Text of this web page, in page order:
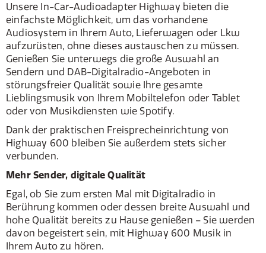
Unsere In-Car-Audioadapter Highway bieten die
einfachste Möglichkeit, um das vorhandene
Audiosystem in Ihrem Auto, Lieferwagen oder Lkw
aufzurüsten, ohne dieses austauschen zu müssen.
Genießen Sie unterwegs die große Auswahl an
Sendern und DAB-Digitalradio-Angeboten in
störungsfreier Qualität sowie Ihre gesamte
Lieblingsmusik von Ihrem Mobiltelefon oder Tablet
oder von Musikdiensten wie Spotify.
Dank der praktischen Freisprecheinrichtung von
Highway 600 bleiben Sie außerdem stets sicher
verbunden.
Mehr Sender, digitale Qualität
Egal, ob Sie zum ersten Mal mit Digitalradio in
Berührung kommen oder dessen breite Auswahl und
hohe Qualität bereits zu Hause genießen – Sie werden
davon begeistert sein, mit Highway 600 Musik in
Ihrem Auto zu hören.